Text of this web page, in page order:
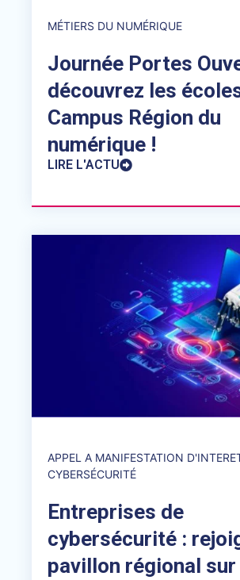
MÉTIERS DU NUMÉRIQUE
Journée Portes
découvrez les
Campus Région du
numérique !
LIRE L'ACTU
APPEL A MANIFESTATION
CYBERSÉCURITÉ
Entreprises de
cybersécurité :
pavillon régional sur